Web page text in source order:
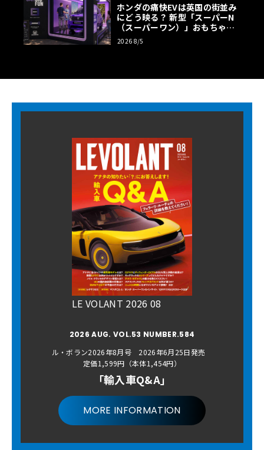
ホンダの痛快EVは英国の街並み
にどう映る？ 新型「スーパーN
（スーパーワン）」おもちゃ箱
ツアーの全貌
2026 8/5
LE VOLANT 2026 08
2026 AUG. VOL.53 NUMBER.584
ル・ボラン2026年8月号 2026年6月25日発売
定価1,599円（本体1,454円）
「輸入車Q&A」
MORE INFORMATION